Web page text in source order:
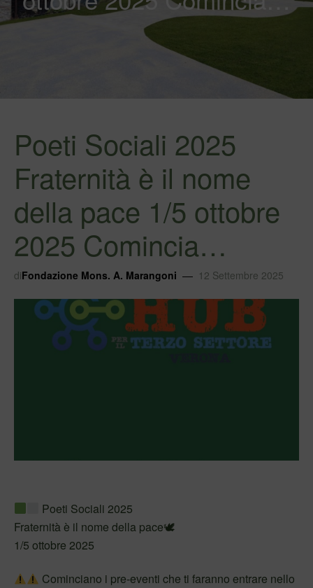
Poeti Sociali 2025
Fraternità è il nome
della pace 1/5 ottobre
2025 Comincia…
diFondazione Mons. A. Marangoni 12 Settembre 2025
Poeti Sociali 2025
Fraternità è il nome della pace🕊
1/5 ottobre 2025
Cominciano i pre-eventi che ti faranno entrare nello